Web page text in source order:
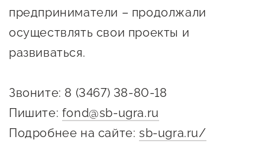
продукции
Госзакупки для малого
бизнеса
Инвестору
Самозанятому
предприниматели – продолжали
осуществлять свои проекты и
развиваться.
Звоните: 8 (3467) 38-80-18
Пишите: fond@sb-ugra.ru
Подробнее на сайте:sb-ugra.ru/